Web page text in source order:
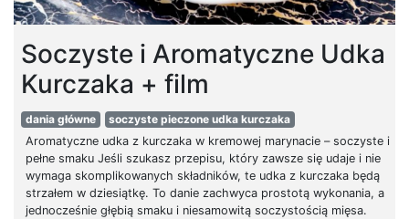
Soczyste i Aromatyczne Udka
Kurczaka + film
dania główne
soczyste pieczone udka kurczaka
Aromatyczne udka z kurczaka w kremowej marynacie – soczyste i
pełne smaku Jeśli szukasz przepisu, który zawsze się udaje i nie
wymaga skomplikowanych składników, te udka z kurczaka będą
strzałem w dziesiątkę. To danie zachwyca prostotą wykonania, a
jednocześnie głębią smaku i niesamowitą soczystością mięsa.